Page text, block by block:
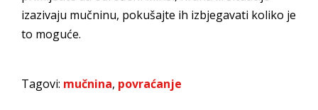
izazivaju mučninu, pokušajte ih izbjegavati koliko je
to moguće.
Tagovi: mučnina, povraćanje